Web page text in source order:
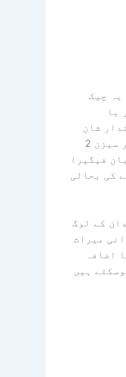
یہ چیک
یا
شان
کو مرکب میں شامل کرتا ہے۔ HGTV سیریز، جو فی الحال HBO Max پر سیزن 2
فیگیرا
500 سال پرانے قلعے کی بحالی
کے لوگ
میراث
اضافہ
ہیں